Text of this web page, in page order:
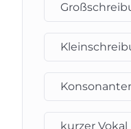
kurzer Vokal